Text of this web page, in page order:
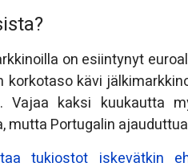
on esiintynyt
korkotaso kävi
Vajaa kaksi kuukautta
mutta Portugalin